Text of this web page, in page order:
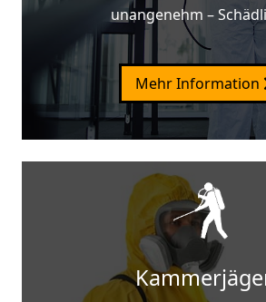
unangenehm –
Mehr Information